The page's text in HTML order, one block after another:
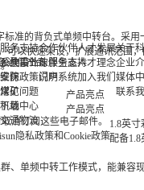
通信产品
公共事业
安防
煤矿
机场
交通物流
服务支持
系统设计与服务支持
维保政策说明
常见问题
下载中心
合作伙伴
伙伴生态
门户系统
人才发展
人才理念
加入我们
关于
企业
媒体
联系
准的背负式单频中转台。采
可以快速架设，扩展通讯范围
消订阅这些电子邮件。
隐私政策和Cookie政策
产品亮点
产品亮点
1.8英
配备
、单频中转工作模式，能兼容